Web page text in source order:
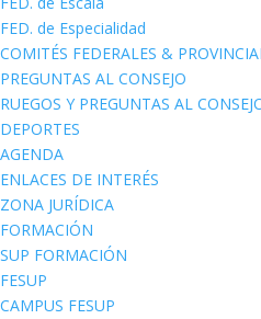
FED. de Especialidad
COMITÉS FEDERALES &
PREGUNTAS AL CONSEJO
RUEGOS Y PREGUNTAS AL
DEPORTES
AGENDA
ENLACES DE INTERÉS
ZONA JURÍDICA
FORMACIÓN
SUP FORMACIÓN
FESUP
CAMPUS FESUP